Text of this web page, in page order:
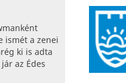
ismét a zenei
ki is adta
az Édes